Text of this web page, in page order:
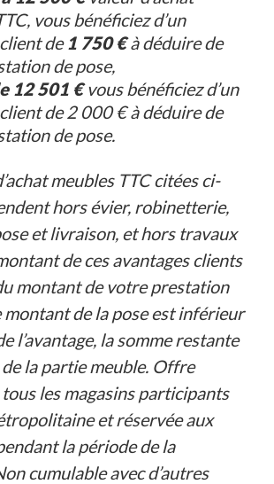
vous bénéficiez d’un
de 1 750 €à déduire de
de pose,
12 501 €vous bénéficiez d’un
de 2 000 € à déduire de
de pose.
meubles TTC citées ci-
hors évier, robinetterie,
et livraison, et hors travaux
de ces avantages clients
montant de votre prestation
montant de la pose est inférieur
l’avantage, la somme restante
la partie meuble. Offre
les magasins participants
et réservée aux
la période de la
cumulable avec d’autres